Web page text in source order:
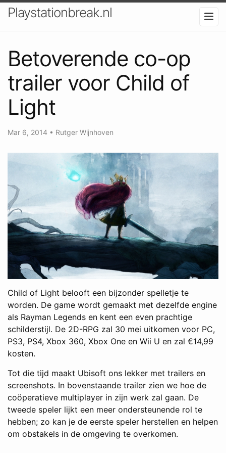
Playstationbreak.nl
Betoverende co-op
trailer voor Child of
Light
Mar 6, 2014 • Rutger Wijnhoven
Child of Light belooft een bijzonder spelletje te
worden. De game wordt gemaakt met dezelfde engine
als Rayman Legends en kent een even prachtige
schilderstijl. De 2D-RPG zal 30 mei uitkomen voor PC,
PS3, PS4, Xbox 360, Xbox One en Wii U en zal €14,99
kosten.
Tot die tijd maakt Ubisoft ons lekker met trailers en
screenshots. In bovenstaande trailer zien we hoe de
coöperatieve multiplayer in zijn werk zal gaan. De
tweede speler lijkt een meer ondersteunende rol te
hebben; zo kan je de eerste speler herstellen en helpen
om obstakels in de omgeving te overkomen.